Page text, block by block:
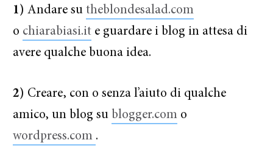
1) Andare sutheblondesalad.com
o chiarabiasi.it e guardare i blog in attesa di
avere qualche buona idea.
2) Creare, con o senza l’aiuto di qualche
amico, un blog su blogger.com o
wordpress.com .